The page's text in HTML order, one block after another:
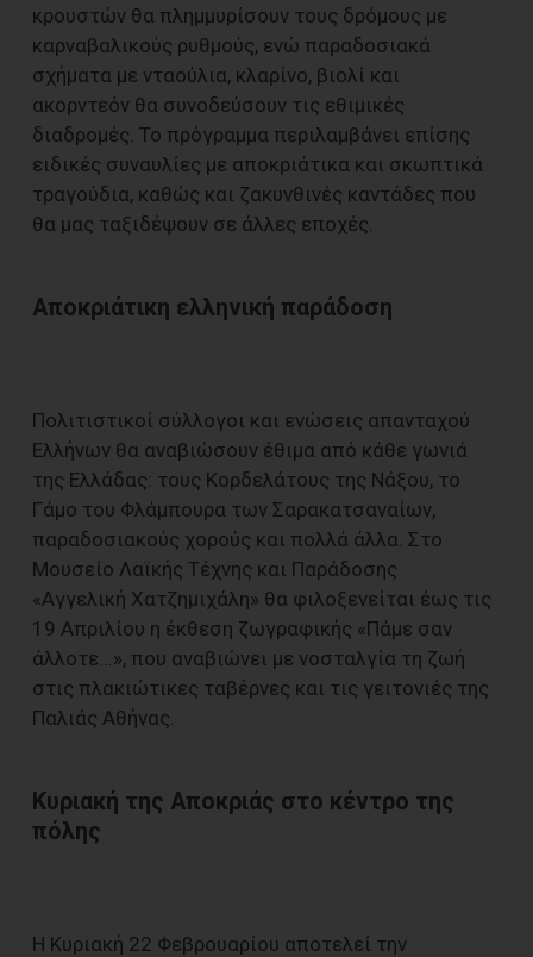
κρουστών θα πλημμυρίσουν τους δρόμους με
καρναβαλικούς ρυθμούς, ενώ παραδοσιακά
σχήματα με νταούλια, κλαρίνο, βιολί και
ακορντεόν θα συνοδεύσουν τις εθιμικές
διαδρομές. Το πρόγραμμα περιλαμβάνει επίσης
ειδικές συναυλίες με αποκριάτικα και σκωπτικά
τραγούδια, καθώς και ζακυνθινές καντάδες που
θα μας ταξιδέψουν σε άλλες εποχές.
Αποκριάτικη ελληνική παράδοση
Πολιτιστικοί σύλλογοι και ενώσεις απανταχού
Ελλήνων θα αναβιώσουν έθιμα από κάθε γωνιά
της Ελλάδας: τους Κορδελάτους της Νάξου, το
Γάμο του Φλάμπουρα των Σαρακατσαναίων,
παραδοσιακούς χορούς και πολλά άλλα. Στο
Μουσείο Λαϊκής Τέχνης και Παράδοσης
«Αγγελική Χατζημιχάλη» θα φιλοξενείται έως τις
19 Απριλίου η έκθεση ζωγραφικής «Πάμε σαν
άλλοτε...», που αναβιώνει με νοσταλγία τη ζωή
στις πλακιώτικες ταβέρνες και τις γειτονιές της
Παλιάς Αθήνας.
Κυριακή της Αποκριάς στο κέντρο της
πόλης
Η Κυριακή 22 Φεβρουαρίου αποτελεί την